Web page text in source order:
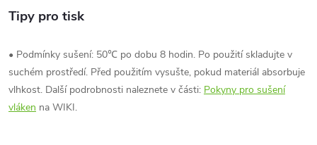
Tipy pro tisk
• Podmínky sušení: 50℃ po dobu 8 hodin. Po použití skladujte v
suchém prostředí. Před použitím vysušte, pokud materiál absorbuje
vlhkost. Další podrobnosti naleznete v části: Pokyny pro sušení
vláken na WIKI.